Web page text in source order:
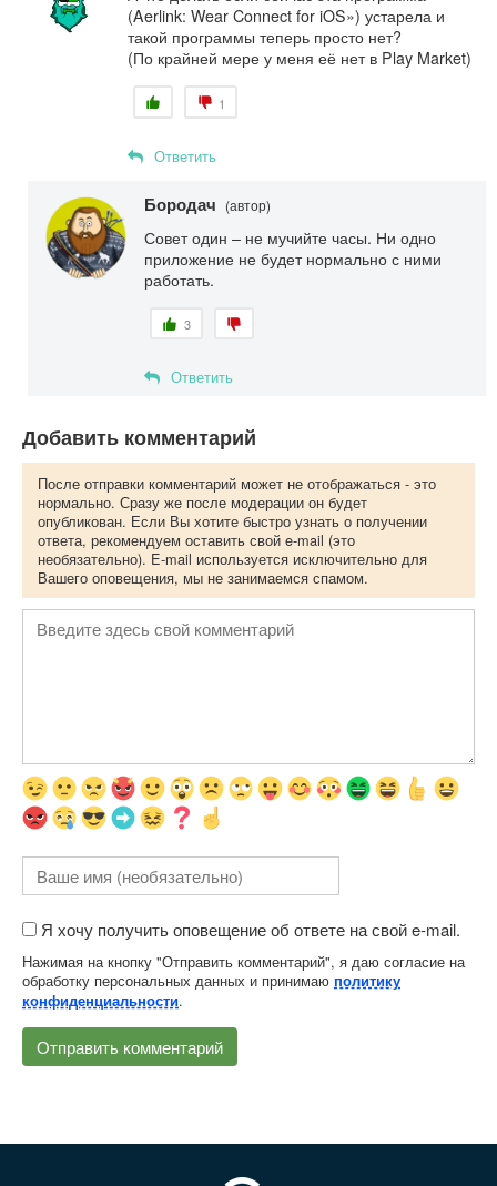
(Aerlink: Wear Connect for iOS») устарела и
такой программы теперь просто нет?
(По крайней мере у меня её нет в Play Market)
1
Ответить
Бородач (автор)
Совет один – не мучийте часы. Ни одно
приложение не будет нормально с ними
работать.
3
Ответить
Добавить комментарий
После отправки комментарий может не отображаться - это
нормально. Сразу же после модерации он будет
опубликован. Если Вы хотите быстро узнать о получении
ответа, рекомендуем оставить свой e-mail (это
необязательно). E-mail используется исключительно для
Вашего оповещения, мы не занимаемся спамом.
Я хочу получить оповещение об ответе на свой e-mail.
Нажимая на кнопку "Отправить комментарий", я даю согласие на
обработку персональных данных и принимаю политику
конфиденциальности.